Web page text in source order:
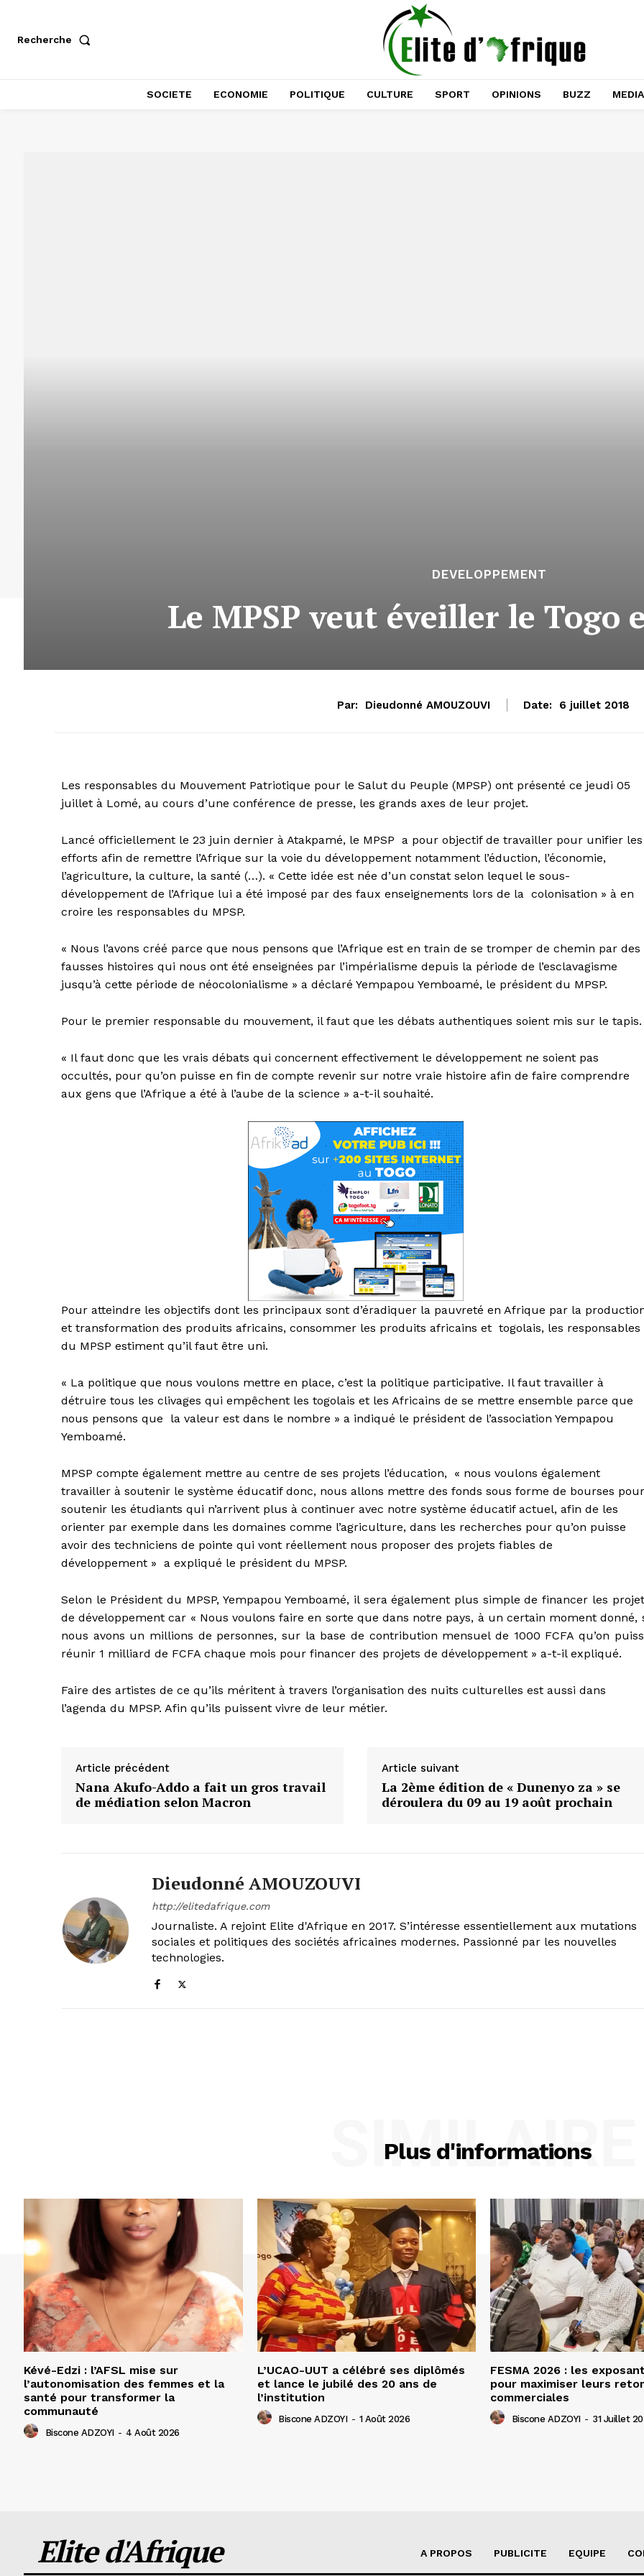
Recherche
SOCIETE ECONOMIE POLITIQUE CULTURE SPORT OPINIONS BUZZ
DEVELOPPEMENT
Le MPSP veut éveiller le Togo
Par: Dieudonné AMOUZOUVI Date: 6 juillet 2018
Les responsables du Mouvement Patriotique pour le Salut du Peuple (MPSP) ont présenté ce jeudi 05
juillet à Lomé, au cours d’une conférence de presse, les grands axes de leur projet.
Lancé officiellement le 23 juin dernier à Atakpamé, le MPSP a pour objectif de travailler pour unifier les
efforts afin de remettre l’Afrique sur la voie du développement notamment l’éduction, l’économie,
l’agriculture, la culture, la santé (…). « Cette idée est née d’un constat selon lequel le sous-
développement de l’Afrique lui a été imposé par des faux enseignements lors de la colonisation » à en
croire les responsables du MPSP.
« Nous l’avons créé parce que nous pensons que l’Afrique est en train de se tromper de chemin par des
fausses histoires qui nous ont été enseignées par l’impérialisme depuis la période de l’esclavagisme
jusqu’à cette période de néocolonialisme » a déclaré Yempapou Yemboamé, le président du MPSP.
Pour le premier responsable du mouvement, il faut que les débats authentiques soient mis sur le tapis.
« Il faut donc que les vrais débats qui concernent effectivement le développement ne soient pas
occultés, pour qu’on puisse en fin de compte revenir sur notre vraie histoire afin de faire comprendre
aux gens que l’Afrique a été à l’aube de la science » a-t-il souhaité.
Pour atteindre les objectifs dont les principaux sont d’éradiquer la pauvreté en Afrique par la
et transformation des produits africains, consommer les produits africains et togolais, les responsables
du MPSP estiment qu’il faut être uni.
« La politique que nous voulons mettre en place, c’est la politique participative. Il faut travailler à
détruire tous les clivages qui empêchent les togolais et les Africains de se mettre ensemble parce que
nous pensons que la valeur est dans le nombre » a indiqué le président de l’association Yempapou
Yemboamé.
MPSP compte également mettre au centre de ses projets l’éducation, « nous voulons également
travailler à soutenir le système éducatif donc, nous allons mettre des fonds sous forme de bourses pour
soutenir les étudiants qui n’arrivent plus à continuer avec notre système éducatif actuel, afin de les
orienter par exemple dans les domaines comme l’agriculture, dans les recherches pour qu’on puisse
avoir des techniciens de pointe qui vont réellement nous proposer des projets fiables de
développement » a expliqué le président du MPSP.
Selon le Président du MPSP, Yempapou Yemboamé, il sera également plus simple de financer les
de développement car « Nous voulons faire en sorte que dans notre pays, à un certain moment donné,
nous avons un millions de personnes, sur la base de contribution mensuel de 1000 FCFA qu’on
réunir 1 milliard de FCFA chaque mois pour financer des projets de développement » a-t-il expliqué.
Faire des artistes de ce qu’ils méritent à travers l’organisation des nuits culturelles est aussi dans
l’agenda du MPSP. Afin qu’ils puissent vivre de leur métier.
Article précédent
Nana Akufo-Addo a fait un gros travail
de médiation selon Macron
Article suivant
La 2ème édition de « Dunenyo za » se
déroulera du 09 au 19 août prochain
Dieudonné AMOUZOUVI
http://elitedafrique.com
Journaliste. A rejoint Elite d'Afrique en 2017. S’intéresse essentiellement aux mutations
sociales et politiques des sociétés africaines modernes. Passionné par les nouvelles
technologies.
Plus d'informations
SIMILAIRE
Kévé-Edzi : l’AFSL mise sur
l’autonomisation des femmes et la
santé pour transformer la
communauté
Biscone ADZOYI - 4 Août 2026
L’UCAO-UUT a célébré ses diplômés
et lance le jubilé des 20 ans de
l’institution
Biscone ADZOYI - 1 Août 2026
FESMA 2026 : les
pour maximiser leurs
commerciales
Biscone ADZOYI - 31 Juillet
Elite d'Afrique A PROPOS PUBLICITE EQUIPE